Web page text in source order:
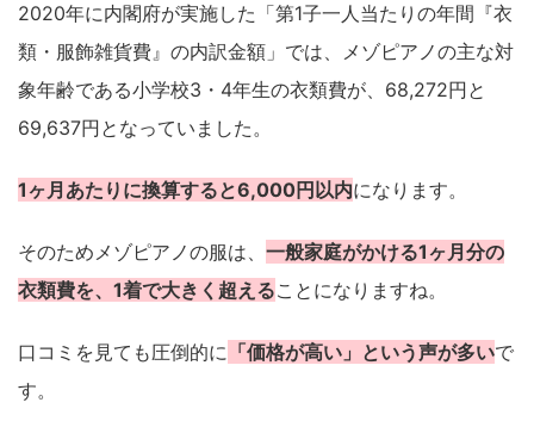
2020年に内閣府が実施した「第1子一人当たりの年間『衣
類・服飾雑貨費』の内訳金額」では、メゾピアノの主な対
象年齢である小学校3・4年生の衣類費が、68,272円と
69,637円となっていました。
1ヶ月あたりに換算すると6,000円以内になります。
そのためメゾピアノの服は、 一般家庭がかける1ヶ月分の
衣類費を、1着で大きく超えることになりますね。
口コミを見ても圧倒的に 「価格が高い」という声が多いで
す。